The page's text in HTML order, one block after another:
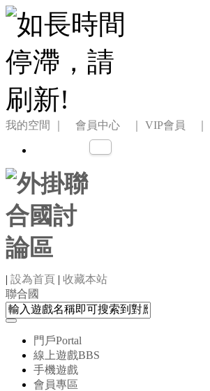
我的空間 ｜ 會員中心 ｜ VIP會員 ｜
| 設為首頁 | 收藏本站
聯合國
門戶Portal
線上遊戲BBS
手機遊戲
會員專區